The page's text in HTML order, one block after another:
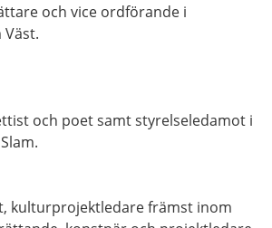
och vice ordförande i
och poet samt styrelseledamot i
kulturprojektledare främst inom